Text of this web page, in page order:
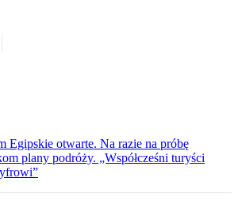
Egipskie otwarte. Na razie na próbę
plany podróży. „Współcześni turyści